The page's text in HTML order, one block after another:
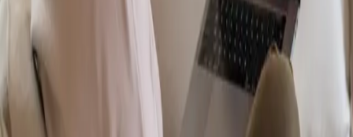
From
Duration
15 min